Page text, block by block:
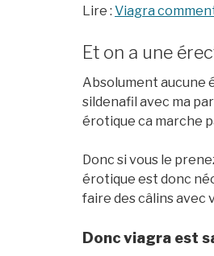
Lire : Viagra
Et on a une
Absolument aucune
sildenafil avec ma
érotique ca marche
Donc si vous le
érotique est donc
faire des câlins avec
Donc viagra est